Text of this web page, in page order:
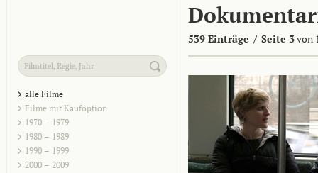
539 Einträge / Seite 3von
alle Filme
Filme mit Kaufoption
1970 – 1979
1980 – 1989
1990 – 1999
2000 – 2009